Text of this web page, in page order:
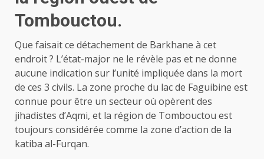
Tombouctou.
Que faisait ce détachement de Barkhane à cet
endroit ? L’état-major ne le révèle pas et ne donne
aucune indication sur l’unité impliquée dans la mort
de ces 3 civils. La zone proche du lac de Faguibine est
connue pour être un secteur où opèrent des
jihadistes d’Aqmi, et la région de Tombouctou est
toujours considérée comme la zone d’action de la
katiba al-Furqan.